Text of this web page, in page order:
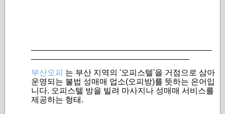
부산오피 는 부산 지역의 '오피스텔'을 거점으로 삼아
운영되는 불법 성매매 업소(오피방)를 뜻하는 은어입
니다. 오피스텔 방을 빌려 마사지나 성매매 서비스를
제공하는 형태.